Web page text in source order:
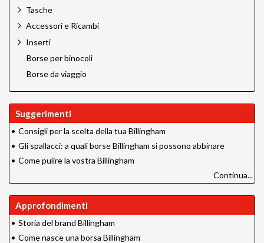
Tasche
Accessori e Ricambi
Inserti
Borse per binocoli
Borse da viaggio
Suggerimenti
• Consigli per la scelta della tua Billingham
• Gli spallacci: a quali borse Billingham si possono abbinare
• Come pulire la vostra Billingham
Continua...
Approfondimenti
• Storia del brand Billingham
• Come nasce una borsa Billingham